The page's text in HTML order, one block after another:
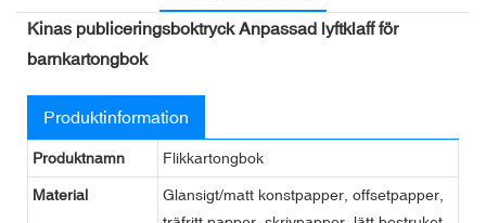
Kinas publiceringsboktryck Anpassad lyftklaff för
barnkartongbok
Produktinformation
Produktnamn Flikkartongbok
Material
Glansigt/matt konstpapper, offsetpapper,